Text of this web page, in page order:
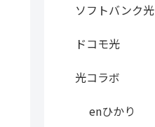
ソフトバンク光
ドコモ光
光コラボ
enひかり